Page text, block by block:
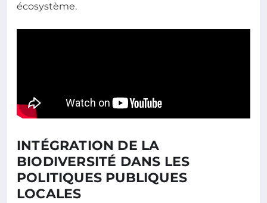
écosystème.
INTÉGRATION DE LA
BIODIVERSITÉ DANS LES
POLITIQUES PUBLIQUES
LOCALES